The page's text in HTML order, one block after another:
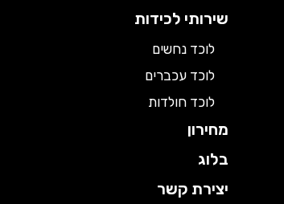
שירותי לכידות
לוכד נחשים
לוכד עכברים
לוכד חולדות
מחירון
בלוג
יצירת קשר